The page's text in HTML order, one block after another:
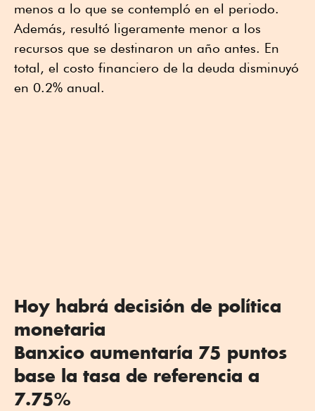
menos a lo que se contempló en el periodo.
Además, resultó ligeramente menor a los
recursos que se destinaron un año antes. En
total, el costo financiero de la deuda disminuyó
en 0.2% anual.
Hoy habrá decisión de política
monetaria
Banxico aumentaría 75 puntos
base la tasa de referencia a
7.75%